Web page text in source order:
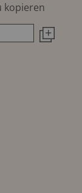
kopieren